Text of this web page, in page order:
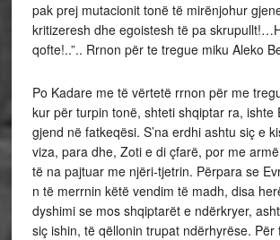
pak prej mutacionit tonë të mirënjohur
kritizeresh dhe egoistesh të pa
qofte!..”.. Rrnon për te tregue miku Aleko
Po Kadare me të vërtetë rrnon për me
kur për turpin tonë, shteti shqiptar ra, ishte
gjend në fatkeqësi. S’na erdhi ashtu siç e
viza, para dhe, Zoti e di çfarë, por me
të na pajtuar me njëri-tjetrin. Përpara se
n të merrnin këtë vendim të madh, disa
dyshimi se mos shqiptarët e ndërkryer,
siç ishin, të qëllonin trupat ndërhyrëse. Për